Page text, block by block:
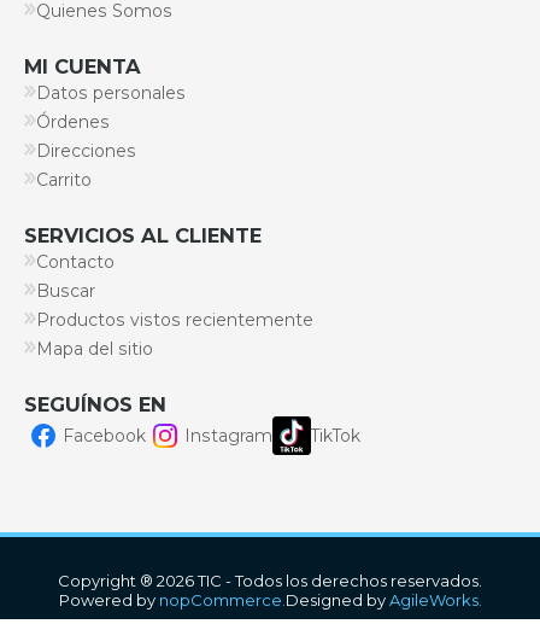
Quienes Somos
MI CUENTA
Datos personales
Órdenes
Direcciones
Carrito
SERVICIOS AL CLIENTE
Contacto
Buscar
Productos vistos recientemente
Mapa del sitio
SEGUÍNOS EN
Facebook Instagram TikTok
Copyright ® 2026 TIC - Todos los derechos reservados.
Powered by nopCommerce. Designed byAgileWorks.